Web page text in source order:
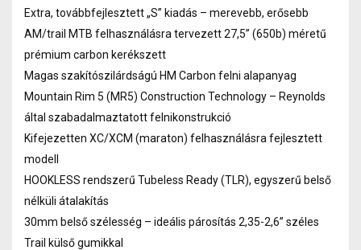
Extra, továbbfejlesztett „S” kiadás – merevebb, erősebb
AM/trail MTB felhasználásra tervezett 27,5” (650b) méretű
prémium carbon kerékszett
Magas szakítószilárdságú HM Carbon felni alapanyag
Mountain Rim 5 (MR5) Construction Technology – Reynolds
által szabadalmaztatott felnikonstrukció
Kifejezetten XC/XCM (maraton) felhasználásra fejlesztett
modell
HOOKLESS rendszerű Tubeless Ready (TLR), egyszerű belső
nélküli átalakítás
30mm belső szélesség – ideális párosítás 2,35-2,6” széles
Trail külső gumikkal